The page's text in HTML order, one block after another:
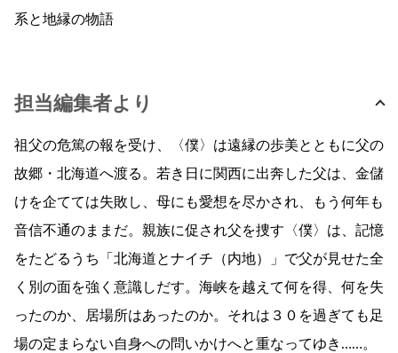
系と地縁の物語
担当編集者より
祖父の危篤の報を受け、〈僕〉は遠縁の歩美とともに父の
故郷・北海道へ渡る。若き日に関西に出奔した父は、金儲
けを企てては失敗し、母にも愛想を尽かされ、もう何年も
音信不通のままだ。親族に促され父を捜す〈僕〉は、記憶
をたどるうち「北海道とナイチ（内地）」で父が見せた全
く別の面を強く意識しだす。海峡を越えて何を得、何を失
ったのか、居場所はあったのか。それは３０を過ぎても足
場の定まらない自身への問いかけへと重なってゆき……。